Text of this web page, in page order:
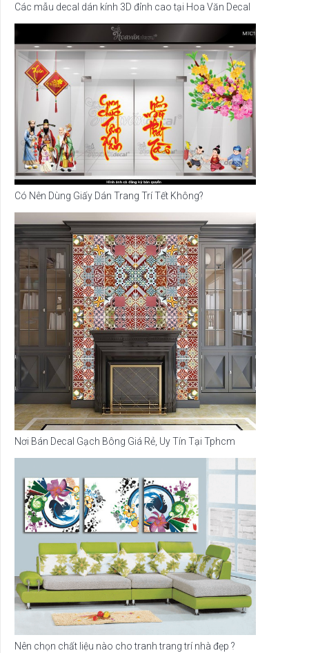
Các mẫu decal dán kính 3D đỉnh cao tại Hoa Văn Decal
Có Nên Dùng Giấy Dán Trang Trí Tết Không?
Nơi Bán Decal Gạch Bông Giá Rẻ, Uy Tín Tại Tphcm
Nên chọn chất liệu nào cho tranh trang trí nhà đẹp ?